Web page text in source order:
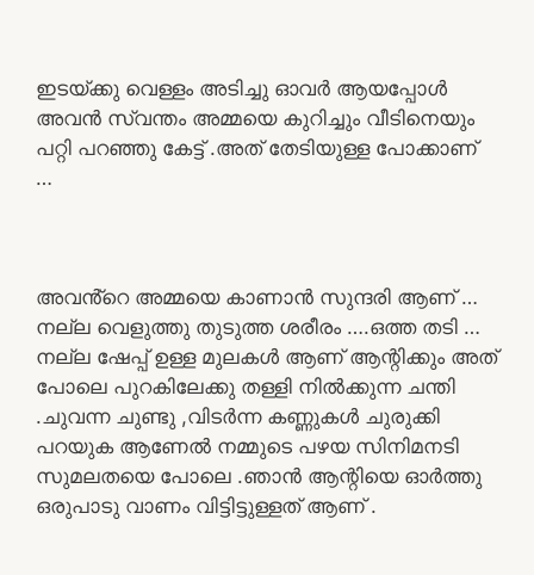
ഇടയ്ക്കു വെള്ളം അടിച്ചു ഓവർ ആയപ്പോൾ
അവൻ സ്വന്തം അമ്മയെ കുറിച്ചും വീടിനെയും
പറ്റി പറഞ്ഞു കേട്ട് .അത് തേടിയുള്ള പോക്കാണ്‌
…
അവൻ്റെ അമ്മയെ കാണാൻ സുന്ദരി ആണ് …
നല്ല വെളുത്തു തുടുത്ത ശരീരം ….ഒത്ത തടി …
നല്ല ഷേപ്പ് ഉള്ള മുലകൾ ആണ് ആന്റിക്കും അത്
പോലെ പുറകിലേക്കു തള്ളി നിൽക്കുന്ന ചന്തി
.ചുവന്ന ചുണ്ടു ,വിടർന്ന കണ്ണുകൾ ചുരുക്കി
പറയുക ആണേൽ നമ്മുടെ പഴയ സിനിമനടി
സുമലതയെ പോലെ .ഞാൻ ആന്റിയെ ഓർത്തു
ഒരുപാടു വാണം വിട്ടിട്ടുള്ളത് ആണ് .